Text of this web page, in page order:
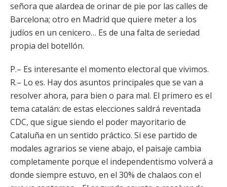
señora que alardea de orinar de pie por las calles de
Barcelona; otro en Madrid que quiere meter a los
judíos en un cenicero… Es de una falta de seriedad
propia del botellón.
P.– Es interesante el momento electoral que vivimos.
R.– Lo es. Hay dos asuntos principales que se van a
resolver ahora, para bien o para mal. El primero es el
tema catalán: de estas elecciones saldrá reventada
CDC, que sigue siendo el poder mayoritario de
Cataluña en un sentido práctico. Si ese partido de
modales agrarios se viene abajo, el paisaje cambia
completamente porque el independentismo volverá a
donde siempre estuvo, en el 30% de chalaos con el